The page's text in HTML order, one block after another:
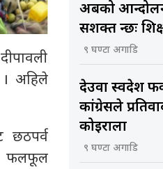
अहिले
छठपर्व
फलफूल
अबको
सशक्त हुन्छः
९ घण्टा अगाडि
देउवा स्वदेश
कांग्रेसले
कोइराला
९ घण्टा अगाडि